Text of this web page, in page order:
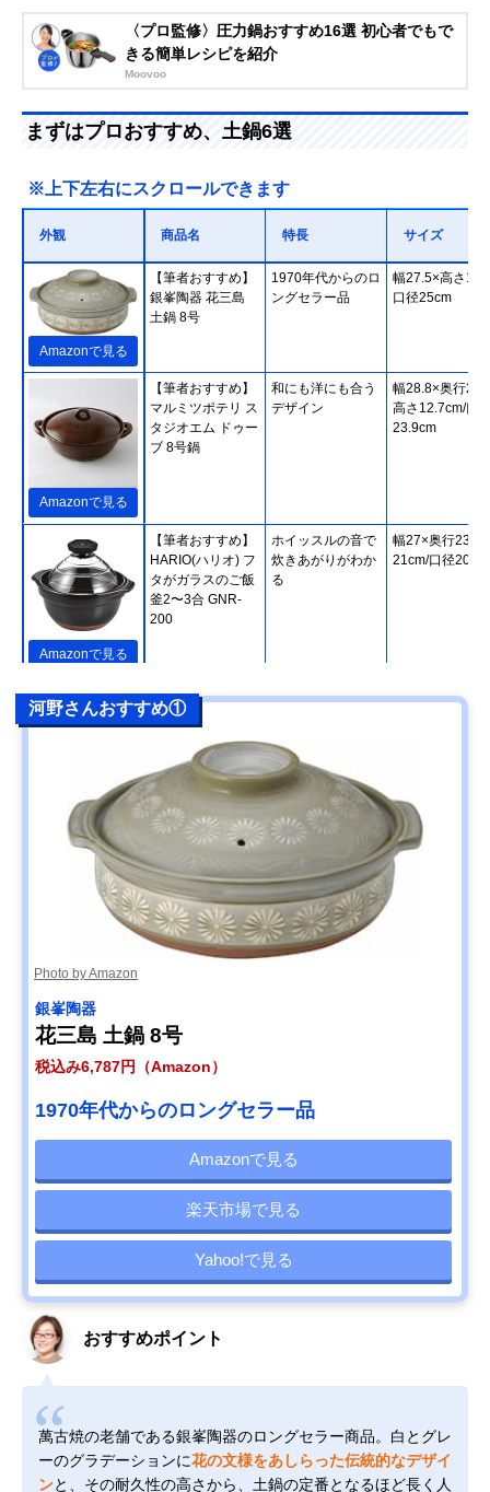
〈プロ監修〉圧力鍋おすすめ16選 初心者でもで
きる簡単レシピを紹介
Moovoo
まずはプロおすすめ、土鍋6選
※上下左右にスクロールできます
外観 商品名 特長 サイズ
Amazonで見る
【筆者おすすめ】
銀峯陶器 花三島
土鍋 8号
1970年代からのロ
ングセラー品
幅27.5×高さ
口径25cm
Amazonで見る
【筆者おすすめ】
マルミツポテリ ス
タジオエム ドゥー
ブ 8号鍋
和にも洋にも合う
デザイン
幅28.8×奥行
高さ12.7cm/口
23.9cm
Amazonで見る
【筆者おすすめ】
HARIO(ハリオ) フ
タがガラスのご飯
釜2〜3合 GNR-
200
ホイッスルの音で
炊きあがりがわか
る
幅27×奥行23×高
21cm/口径20cm
楽天市場で見る
【筆者おすすめ】
長谷園 かまどさん
四合炊き ACT-04
【筆者おすすめ】
キントー(KINTO)
KAKOMI IH土鍋
2.5L
IHやオーブンなど
さまざまな熱源に
対応
27.5cm
Amazonで見る
【筆者おすすめ】
ミヤザキ食器
M.STYLE Karl(カ
ール) IH軽量土鍋8
号 KAL0308
家庭で気軽に使え
る軽い土鍋
幅29.2×高さ
9.5cm/口径
河野さんおすすめ①
Photo by Amazon
銀峯陶器
花三島 土鍋 8号
税込み6,787円（Amazon）
1970年代からのロングセラー品
Amazonで見る
楽天市場で見る
Yahoo!で見る
おすすめポイント
萬古焼の老舗である銀峯陶器のロングセラー商品。白とグレ
ーのグラデーションに花の文様をあしらった伝統的なデザイ
ンと、その耐久性の高さから、土鍋の定番となるほど長く人